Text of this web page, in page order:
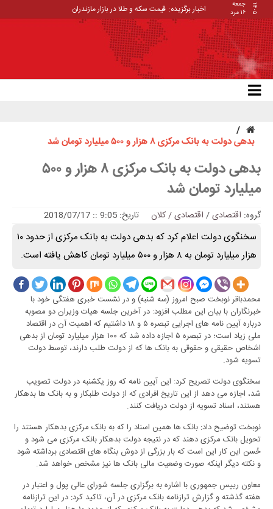
۱۴۰۵
جمعه
۱۶ مرد
اخبار برگزیده: قیمت سکه و طلا در بازار مازندران
بدهی دولت به بانک مرکزی ۸ هزار و ۵۰۰ میلیارد تومان شد
بدهی دولت به بانک مرکزی ۸ هزار و ۵۰۰
میلیارد تومان شد
گروه: اقتصادی/ اقتصادی / کلان تاریخ: 9:05 :: 2018/07/17
سخنگوی دولت اعلام کرد که بدهی دولت به بانک مرکزی از حدود ١٠
هزار میلیارد تومان به ٨ هزار و ۵٠٠ میلیارد تومان کاهش یافته است.
محمدباقر نوبخت صبح امروز (سه شنبه) و در نشست خبری هفتگی خود با
خبرنگاران با بیان این مطلب افزود: در آخرین جلسه هیات وزیران دو مصوبه
درباره آیین نامه های اجرایی تبصره ۵ و ١٨ داشتیم که اهمیت آن در اقتصاد
ملی زیاد است؛ در تبصره ۵ اجازه داده شد که ١٠٠ هزار میلیارد تومان از بدهی
اشخاص حقیقی و حقوقی به بانک ها که از دولت طلب دارند، توسط دولت
تسویه شود.
سخنگوی دولت تصریح کرد: این آیین نامه که روز یکشنبه در دولت تصویب
شد، اجازه می دهد از این تاریخ افرادی که از دولت طلبکار و به بانک ها بدهکار
هستند، اسناد تسویه از دولت دریافت کنند.
نوبخت توضیح داد: بانک ها همین اسناد را که به بانک مرکزی بدهکار هستند را
تحویل بانک مرکزی دهند که در نتیجه دولت بدهکار بانک مرکزی می شود و
حُسن این کار این است که بار بزرگی از دوش بنگاه های اقتصادی برداشته شود
و نکته دیگر اینکه صورت وضعیت مالی بانک ها نیز مشخص خواهد شد.
معاون رییس جمهوری با اشاره به برگزاری جلسه شورای عالی پول و اعتبار در
هفته گذشته و گزارش ترازنامه بانک مرکزی در آن، تاکید کرد: در این ترازنامه